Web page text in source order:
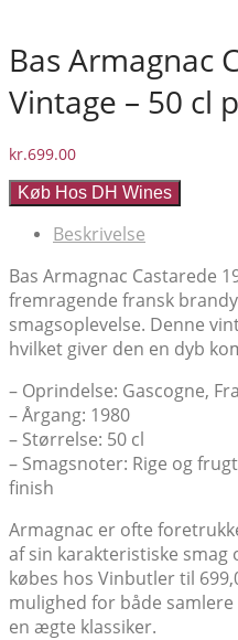
Bas Armagnac
Vintage – 50 cl
kr.699.00
Køb Hos DH Wines
Beskrivelse
Bas Armagnac Castarede
fremragende fransk
smagsoplevelse. Denne
hvilket giver den en dyb
– Oprindelse: Gascogne,
– Årgang: 1980
– Størrelse: 50 cl
– Smagsnoter: Rige og
finish
Armagnac er ofte
af sin karakteristiske smag
købes hos Vinbutler til
mulighed for både
en ægte klassiker.